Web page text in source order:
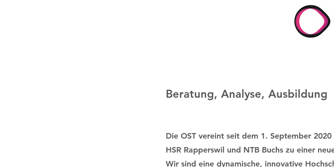
Beratung, Analyse, Ausbildung
Die OST vereint seit dem 1. September
HSR Rapperswil und NTB Buchs zu einer
Wir sind eine dynamische, innovative